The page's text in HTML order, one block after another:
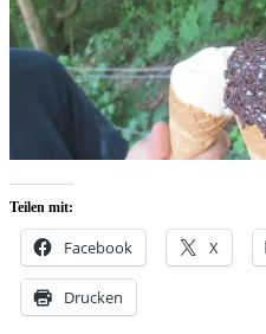
Teilen mit:
Facebook X
Drucken